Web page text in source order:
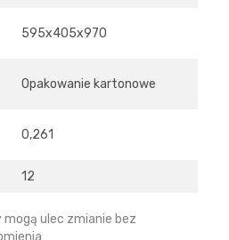
595х405х970
Opakowanie kartonowe
0,261
12
ulec zmianie bez